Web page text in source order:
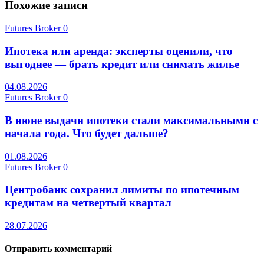
Похожие записи
Futures Broker0
Ипотека или аренда: эксперты оценили, что
выгоднее — брать кредит или снимать жилье
04.08.2026
Futures Broker0
В июне выдачи ипотеки стали максимальными с
начала года. Что будет дальше?
01.08.2026
Futures Broker0
Центробанк сохранил лимиты по ипотечным
кредитам на четвертый квартал
28.07.2026
Отправить комментарий